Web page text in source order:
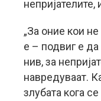
непријателите,
„За оние кои
е – подвиг е
нив, за
навредуваат.
злубата кога